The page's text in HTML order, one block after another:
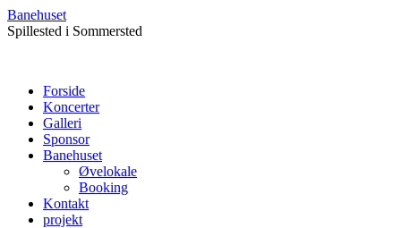
Banehuset
Spillested i Sommersted
Forside
Koncerter
Galleri
Sponsor
Banehuset
Øvelokale
Booking
Kontakt
projekt